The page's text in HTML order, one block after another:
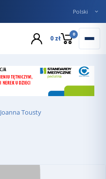
0 zł 0
Joanna Tousty